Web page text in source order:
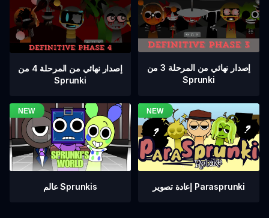
إصدار نهائي من المرحلة 4 من
Sprunki
إصدار نهائي من المرحلة 3 من
Sprunki
عالم Sprunkis إعادة تصوير Parasprunki